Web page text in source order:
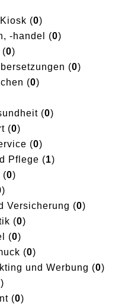
(0)
-handel (0)
(0)
(0)
(0)
(0)
(0)
(0)
Pflege (1)
(0)
)
Versicherung (0)
(0)
(0)
(0)
und Werbung (0)
)
(0)